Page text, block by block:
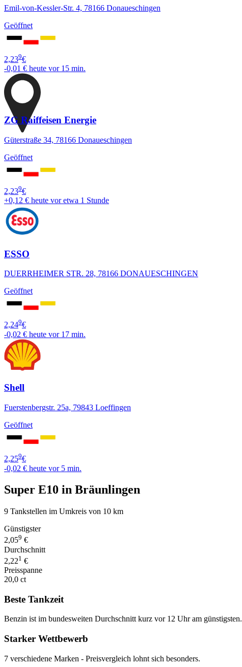
Emil-von-Kessler-Str. 4, 78166 Donaueschingen
Geöffnet
2,239€
-0,01 € heute vor 15 min.
ZG Raiffeisen Energie
Güterstraße 34, 78166 Donaueschingen
Geöffnet
2,239€
+0,12 € heute vor etwa 1 Stunde
ESSO
DUERRHEIMER STR. 28, 78166 DONAUESCHINGEN
Geöffnet
2,249€
-0,02 € heute vor 17 min.
Shell
Fuerstenbergstr. 25a, 79843 Loeffingen
Geöffnet
2,259€
-0,02 € heute vor 5 min.
Super E10 in Bräunlingen
9 Tankstellen im Umkreis von 10 km
Günstigster
2,059 €
Durchschnitt
2,221 €
Preisspanne
20,0 ct
Beste Tankzeit
Benzin ist im bundesweiten Durchschnitt kurz vor 12 Uhr am günstigsten.
Starker Wettbewerb
7 verschiedene Marken - Preisvergleich lohnt sich besonders.